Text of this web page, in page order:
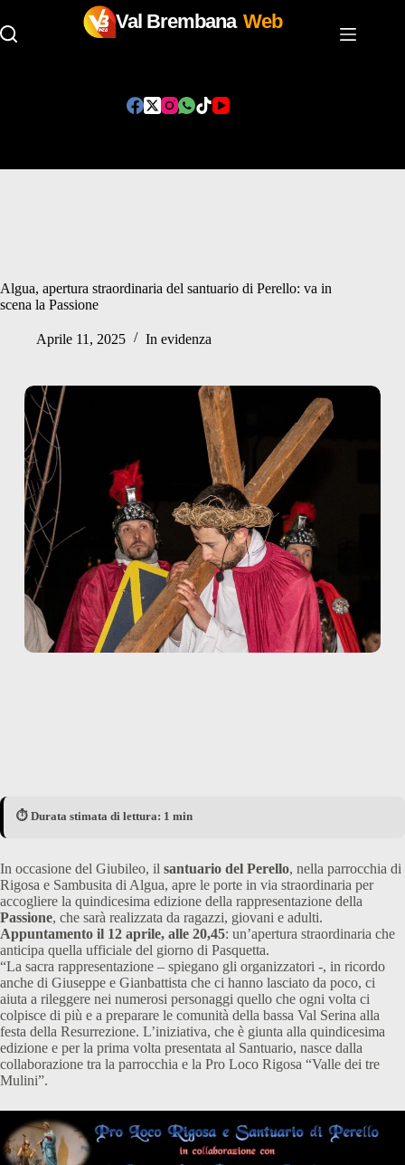
Val Brembana Web
Algua, apertura straordinaria del santuario di Perello: va in
scena la Passione
Aprile 11, 2025 In evidenza
⏱️ Durata stimata di lettura: 1 min
In occasione del Giubileo, il santuario del Perello, nella parrocchia di
Rigosa e Sambusita di Algua, apre le porte in via straordinaria per
accogliere la quindicesima edizione della rappresentazione della
Passione, che sarà realizzata da ragazzi, giovani e adulti.
Appuntamento il 12 aprile, alle 20,45: un’apertura straordinaria che
anticipa quella ufficiale del giorno di Pasquetta.
“La sacra rappresentazione – spiegano gli organizzatori -, in ricordo
anche di Giuseppe e Gianbattista che ci hanno lasciato da poco, ci
aiuta a rileggere nei numerosi personaggi quello che ogni volta ci
colpisce di più e a preparare le comunità della bassa Val Serina alla
festa della Resurrezione. L’iniziativa, che è giunta alla quindicesima
edizione e per la prima volta presentata al Santuario, nasce dalla
collaborazione tra la parrocchia e la Pro Loco Rigosa “Valle dei tre
Mulini”.